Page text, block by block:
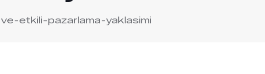
etkili-pazarlama-yaklasimi